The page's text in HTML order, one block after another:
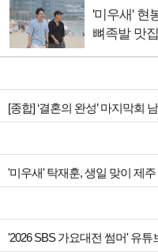
'미우새' 현
뼈족발 맛
'미우새' 탁재훈, 생일 맞이 제
'2026 SBS 가요대전 썸머' 유